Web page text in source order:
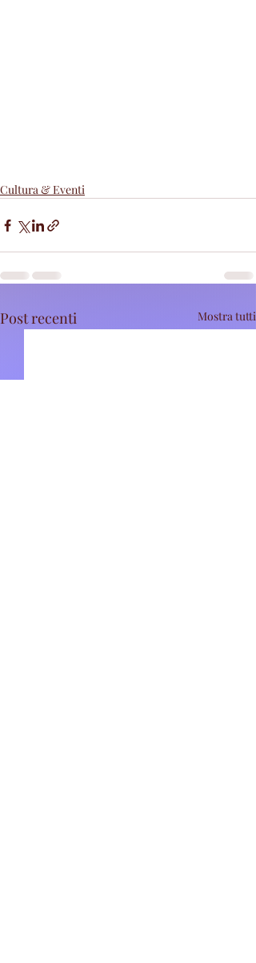
Cultura & Eventi
Post recenti Mostra tutti